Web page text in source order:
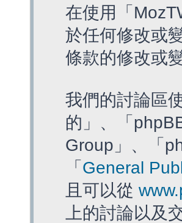
在使用「
於任何修改或
條款的修改或變
我們的討論區
的」、「
Group」、「
「 General
且可以從
上的討論以及